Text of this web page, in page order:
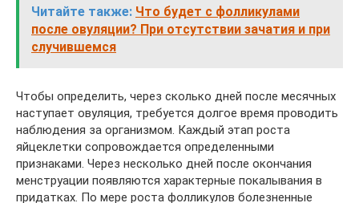
Читайте также: Что будет с фолликулами
после овуляции? При отсутствии зачатия и при
случившемся
Чтобы определить, через сколько дней после месячных
наступает овуляция, требуется долгое время проводить
наблюдения за организмом. Каждый этап роста
яйцеклетки сопровождается определенными
признаками. Через несколько дней после окончания
менструации появляются характерные покалывания в
придатках. По мере роста фолликулов болезненные